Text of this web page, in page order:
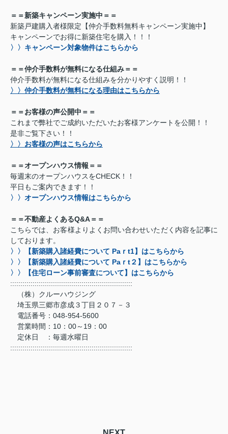
＝＝新築キャンペーン実施中＝＝
新築戸建購入者様限定【仲介手数料無料キャンペーン実施中】
キャンペーンでお得に新築住宅を購入！！！
〉〉キャンペーン対象物件はこちらから
＝＝仲介手数料が無料になる仕組み＝＝
仲介手数料が無料になる仕組みを分かりやすく説明！！
〉〉仲介手数料が無料になる理由はこちらから
＝＝お客様の声公開中＝＝
これまで弊社でご成約いただいたお客様アンケートを公開！！
是非ご覧下さい！！
〉〉お客様の声はこちらから
＝＝オープンハウス情報＝＝
毎週末のオープンハウスをCHECK！！
平日もご案内できます！！
〉〉オープンハウス情報はこちらから
＝＝不動産よくあるQ&A＝＝
こちらでは、お客様よりよくお問い合わせいただく内容を記事に
しております。
〉〉【新築購入諸経費について Paｒt1】はこちらから
〉〉【新築購入諸経費について Paｒt２】はこちらから
〉〉【住宅ローン事前審査について】はこちらから
::::::::::::::::::::::::::::::::::::::::::::::::::::::::::::
（株）クルーハウジング
埼玉県三郷市彦成３丁目２０７－３
電話番号：048-954-5600
営業時間：10：00～19：00
定休日 ：毎週水曜日
::::::::::::::::::::::::::::::::::::::::::::::::::::::::::::